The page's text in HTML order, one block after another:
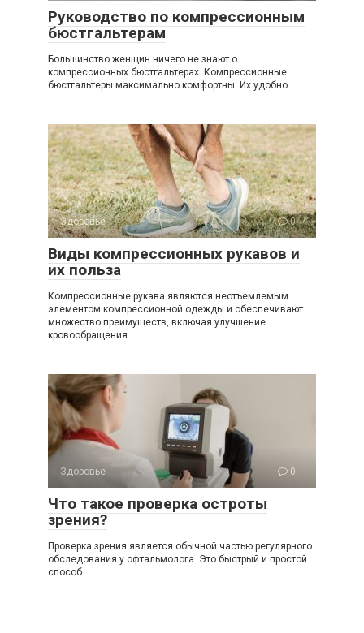
Руководство по компрессионным
бюстгальтерам
Большинство женщин ничего не знают о
компрессионных бюстгальтерах. Компрессионные
бюстгальтеры максимально комфортны. Их удобно
Здоровье 0
Виды компрессионных рукавов и
их польза
Компрессионные рукава являются неотъемлемым
элементом компрессионной одежды и обеспечивают
множество преимуществ, включая улучшение
кровообращения
Здоровье 0
Что такое проверка остроты
зрения?
Проверка зрения является обычной частью регулярного
обследования у офтальмолога. Это быстрый и простой
способ